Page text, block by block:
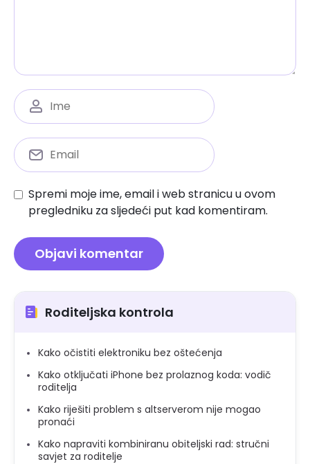
Spremi moje ime, email i web stranicu u ovom
pregledniku za sljedeći put kad komentiram.
Roditeljska kontrola
Kako očistiti elektroniku bez oštećenja
Kako otključati iPhone bez prolaznog koda: vodič
roditelja
Kako riješiti problem s altserverom nije mogao
pronaći
Kako napraviti kombiniranu obiteljski rad: stručni
savjet za roditelje